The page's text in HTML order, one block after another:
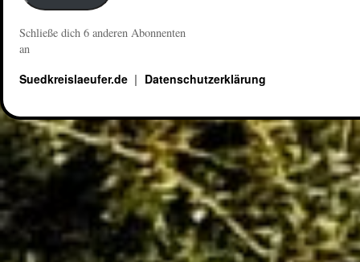
Schließe dich 6 anderen Abonnenten
an
Suedkreislaeufer.de Datenschutzerklärung